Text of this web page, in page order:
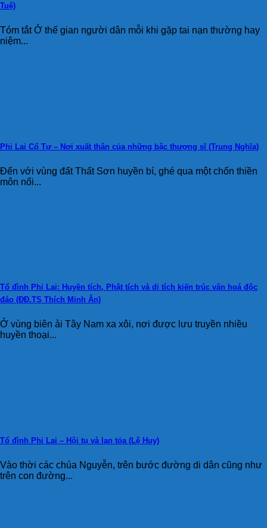
Tuệ)
Tóm tắt Ở thế gian người dân mỗi khi gặp tai nạn thường hay
niệm...
Phi Lai Cổ Tự – Nơi xuất thân của những bậc thượng sĩ (Trung Nghĩa)
Đến với vùng đất Thất Sơn huyền bí, ghé qua một chốn thiền
môn nổi...
Tổ đình Phi Lai: Huyền tích, Phật tích và di tích kiến trúc văn hoá độc
đáo (ĐĐ.TS Thích Minh Ân)
Ở vùng biên ải Tây Nam xa xôi, nơi được lưu truyền nhiều
huyền thoại...
Tổ đình Phi Lai – Hội tụ và lan tỏa (Lệ Huy)
Vào thời các chúa Nguyễn, trên bước đường di dân cũng như
trên con đường...